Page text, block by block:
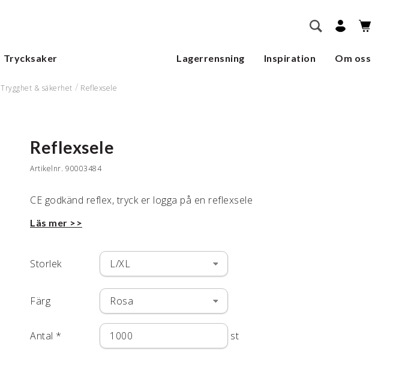
        SÖK
Trycksaker Lagerrensning Inspiration Om oss
Trygghet & säkerhet Reflexsele
Reflexsele
Artikelnr. 90003484
CE godkänd reflex, tryck er logga på en reflexsele
Läs mer >>
Storlek
Färg
Antal * st